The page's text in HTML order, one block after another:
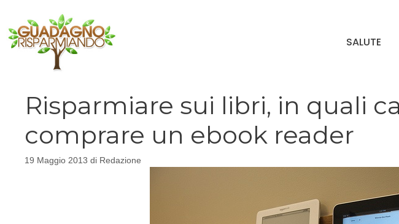
contenuto
SALUTE
Risparmiare sui libri, in quali
comprare un ebook reader
19 Maggio 2013 di Redazione